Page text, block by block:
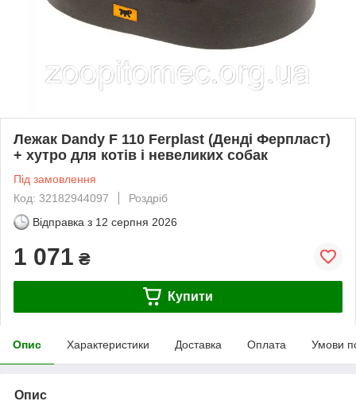
Лежак Dandy F 110 Ferplast (Денді Ферпласт)
+ хутро для котів і невеликих собак
Під замовлення
Код: 32182944097
Роздріб
Відправка з 12 серпня 2026
1 071 ₴
Купити
Опис Характеристики Доставка Оплата Умови
Опис